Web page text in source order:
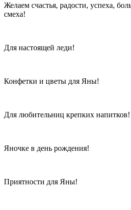
Желаем счастья, радости, успеха,
смеха!
Для настоящей леди!
Конфетки и цветы для Яны!
Для любительниц крепких напитков!
Яночке в день рождения!
Приятности для Яны!